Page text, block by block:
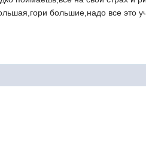
большие,надо все это